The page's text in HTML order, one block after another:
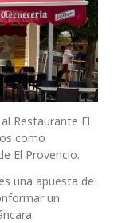
Restaurante El
como
El Provencio.
una apuesta de
un